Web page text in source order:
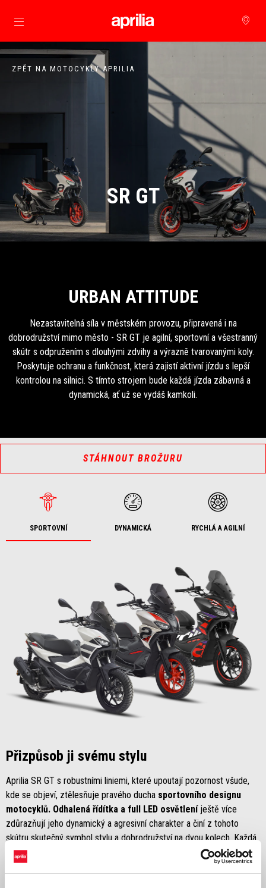
Přejít na hlavní obsah
ZPĚT NA MOTOCYKLY APRILIA
SR GT
URBAN ATTITUDE
Nezastavitelná síla v městském provozu, připravená i na
dobrodružství mimo město - SR GT je agilní, sportovní a všestranný
skútr s odpružením s dlouhými zdvihy a výrazně tvarovanými koly.
Poskytuje ochranu a funkčnost, která zajistí aktivní jízdu s lepší
kontrolou na silnici. S tímto strojem bude každá jízda zábavná a
dynamická, ať už se vydáš kamkoli.
STÁHNOUT BROŽURU
SPORTOVNÍ DYNAMICKÁ RYCHLÁ A AGILNÍ
Přizpůsob ji svému stylu
Aprilia SR GT s robustními liniemi, které upoutají pozornost všude,
kde se objeví, ztělesňuje pravého ducha sportovního designu
motocyklů. Odhalená řídítka a full LED osvětleníještě více
zdůrazňují jeho dynamický a agresivní charakter a činí z tohoto
skútru skutečný symbol stylu a dobrodružství na dvou kolech. Každá
jízda se stane vzrušující výzvou.